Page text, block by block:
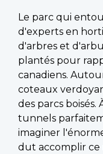
Le parc qui
d'experts en
d'arbres et
plantés pour
canadiens.
coteaux
des parcs boisés.
tunnels
imaginer
dut accomplir ce